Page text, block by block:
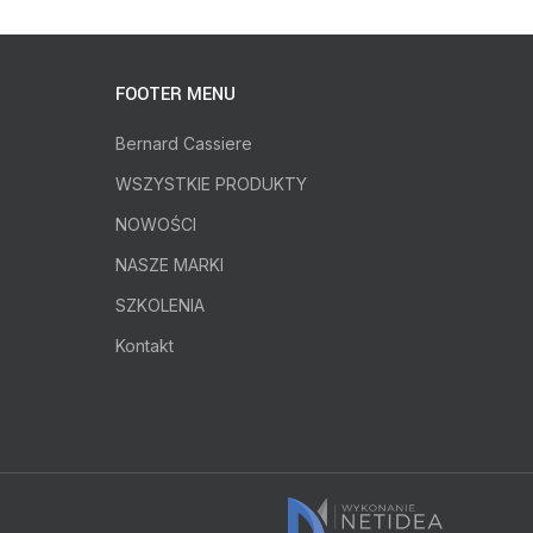
FOOTER MENU
Bernard Cassiere
WSZYSTKIE PRODUKTY
NOWOŚCI
NASZE MARKI
SZKOLENIA
Kontakt